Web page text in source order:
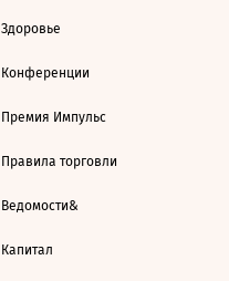
Здоровье
Конференции
Премия Импульс
Правила торговли
Ведомости&
Капитал